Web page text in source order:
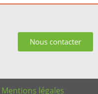
Nous contacter
Mentions légales